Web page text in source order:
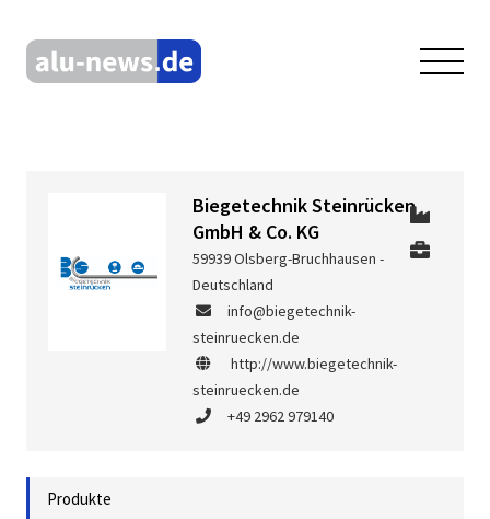
Biegetechnik Steinrücken
GmbH & Co. KG
59939 Olsberg-Bruchhausen -
Deutschland
info@biegetechnik-
steinruecken.de
http://www.biegetechnik-
steinruecken.de
+49 2962 979140
Produkte